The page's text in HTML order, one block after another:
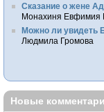
Сказание о жене
Монахиня Евфимия
Можно ли увидеть
Людмила Громова
Новые